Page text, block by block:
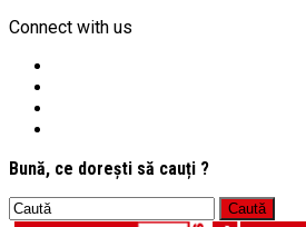
Connect with us
Bună, ce dorești să cauți ?